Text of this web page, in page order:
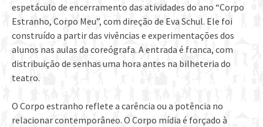
espetáculo de encerramento das atividades do ano “Corpo
Estranho, Corpo Meu”, com direção de Eva Schul. Ele foi
construído a partir das vivências e experimentações dos
alunos nas aulas da coreógrafa. A entrada é franca, com
distribuição de senhas uma hora antes na bilheteria do
teatro.
O Corpo estranho reflete a carência ou a potência no
relacionar contemporâneo. O Corpo mídia é forçado à